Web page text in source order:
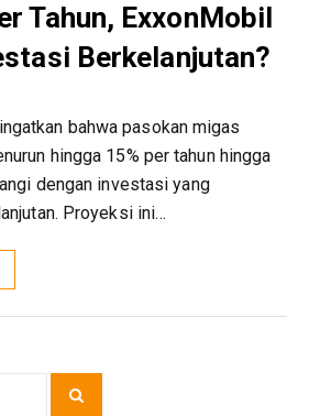
Tahun, ExxonMobil
Berkelanjutan?
bahwa pasokan migas
hingga 15% per tahun hingga
dengan investasi yang
Proyeksi ini…